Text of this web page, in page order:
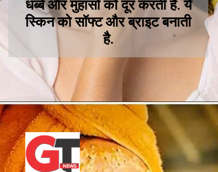
धब्बे और मुहांसों को दूर करती है. ये
स्किन को सॉफ्ट और ब्राइट बनाती
है.